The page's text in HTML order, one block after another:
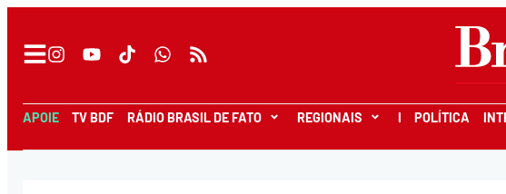
APOIE TV BDF RÁDIO BRASIL DE FATO REGIONAIS I POLÍTICA